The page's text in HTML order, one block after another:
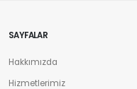
SAYFALAR
Hakkımızda
Hizmetlerimiz